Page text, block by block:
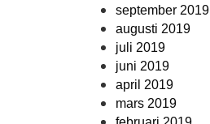
september 2019
augusti 2019
juli 2019
juni 2019
april 2019
mars 2019